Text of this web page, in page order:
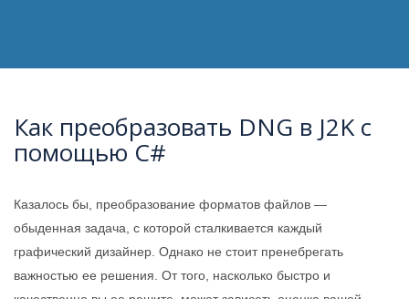
Как преобразовать DNG в J2K с
помощью C#
Казалось бы, преобразование форматов файлов —
обыденная задача, с которой сталкивается каждый
графический дизайнер. Однако не стоит пренебрегать
важностью ее решения. От того, насколько быстро и